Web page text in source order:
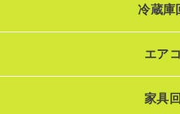
冷蔵庫
エア
家具